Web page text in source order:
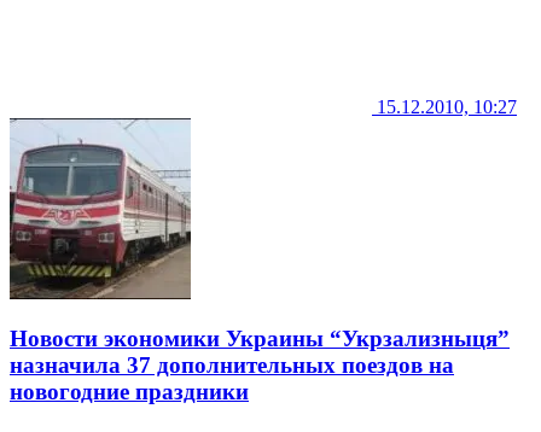
15.12.2010, 10:27
Новости экономики Украины “Укрзализныця”
назначила 37 дополнительных поездов на
новогодние праздники